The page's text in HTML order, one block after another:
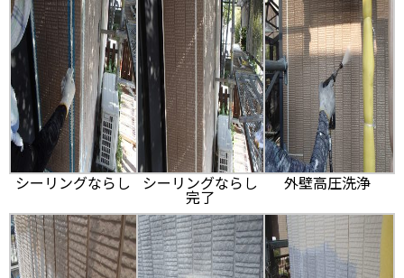
シーリングならし シーリングならし
完了
外壁高圧洗浄